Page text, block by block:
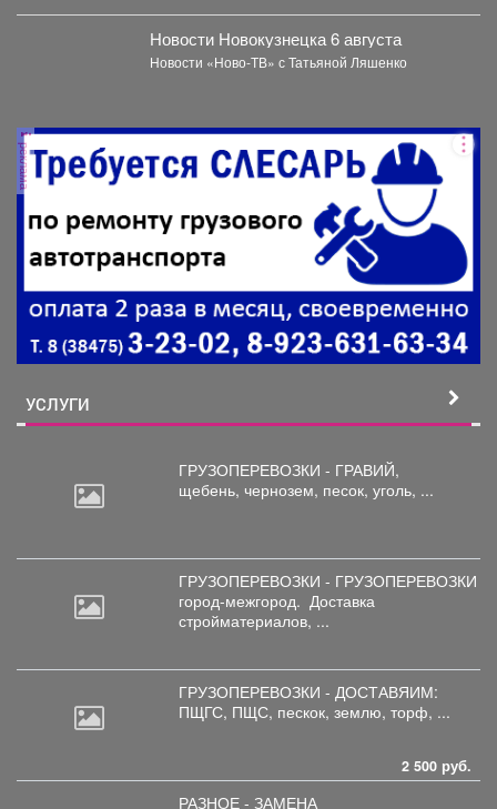
Новости Новокузнецка 6 августа
Новости «Ново-ТВ» с Татьяной Ляшенко
реклама
УСЛУГИ
ГРУЗОПЕРЕВОЗКИ - ГРАВИЙ,
щебень, чернозем, песок, уголь, ...
ГРУЗОПЕРЕВОЗКИ - ГРУЗОПЕРЕВОЗКИ
город-межгород. Доставка
стройматериалов, ...
ГРУЗОПЕРЕВОЗКИ - ДОСТАВЯИМ:
ПЩГС, ПЩС, пескок, землю, торф, ...
2 500 руб.
РАЗНОЕ - ЗАМЕНА